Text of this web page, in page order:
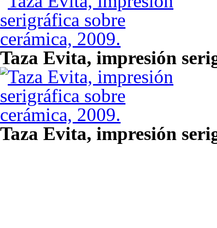
Taza Evita, impresión
Taza Evita, impresión